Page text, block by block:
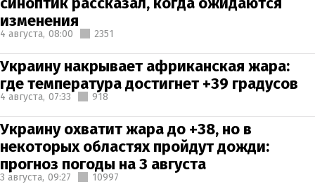
изменения
4 августа, 08:00 2351
Украину накрывает африканская жара:
где температура достигнет +39 градусов
4 августа, 07:33 918
Украину охватит жара до +38, но в
некоторых областях пройдут дожди:
прогноз погоды на 3 августа
3 августа, 09:27 10997